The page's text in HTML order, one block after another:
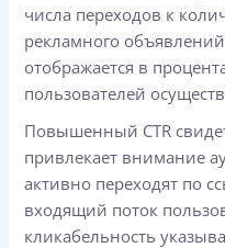
числа переходов к
рекламного
отображается в
пользователей
Повышенный CTR
привлекает внимание
активно переходят по
входящий поток
кликабельность